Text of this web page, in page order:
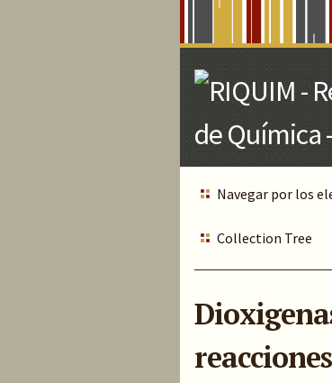
Navegar por los
Collection Tree
reacciones